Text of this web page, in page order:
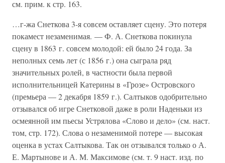
см. прим. к стр. 163.
…г-жа Снеткова 3-я совсем оставляет сцену. Это потеря
покамест незаменимая. — Ф. А. Снеткова покинула
сцену в 1863 г. совсем молодой: ей было 24 года. За
неполных семь лет (с 1856 г.) она сыграла ряд
значительных ролей, в частности была первой
исполнительницей Катерины в «Грозе» Островского
(премьера — 2 декабря 1859 г.). Салтыков одобрительно
отзывался об игре Снетковой даже в роли Наденьки из
осмеянной им пьесы Устрялова «Слово и дело» (см. наст.
том, стр. 172). Слова о незаменимой потере — высокая
оценка в устах Салтыкова. Так он отзывался только о А.
Е. Мартынове и А. М. Максимове (см. т. 9 наст. изд. по